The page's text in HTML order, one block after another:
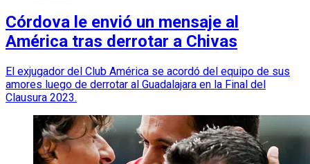
Córdova le envió un mensaje al
América tras derrotar a Chivas
El exjugador del Club América se acordó del equipo de sus
amores luego de derrotar al Guadalajara en la Final del
Clausura 2023.